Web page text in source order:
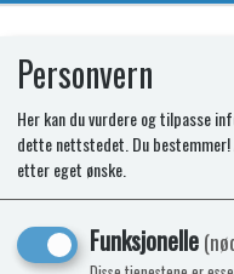
SD3456
White
Personvern
Her kan du vurdere og tilpasse
dette nettstedet. Du
etter eget ønske.
Funksjonelle